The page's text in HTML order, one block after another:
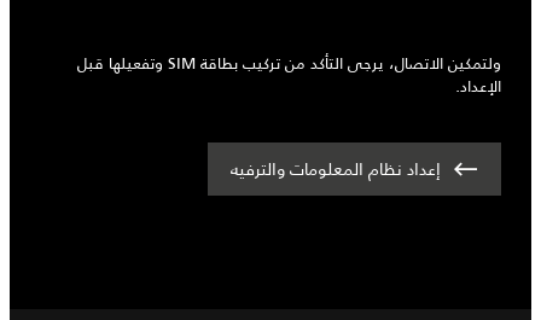
ولتمكين الاتصال، يرجى التأكد من تركيب بطاقة SIM وتفعيلها قبل
الإعداد.
إعداد نظام المعلومات والترفيه